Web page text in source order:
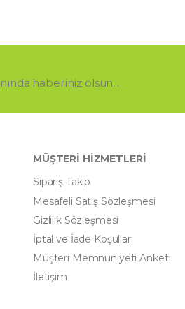
haberiniz olsun...
MÜŞTERİ HİZMETLERİ
Sipariş Takip
Mesafeli Satış Sözleşmesi
Gizlilik Sözleşmesi
İptal ve İade Koşulları
Müşteri Memnuniyeti Anketi
İletişim